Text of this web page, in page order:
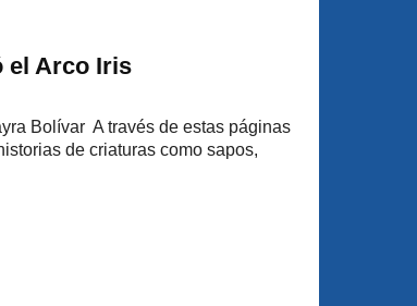
el Arco Iris
Bolívar A través de estas páginas
de criaturas como sapos,